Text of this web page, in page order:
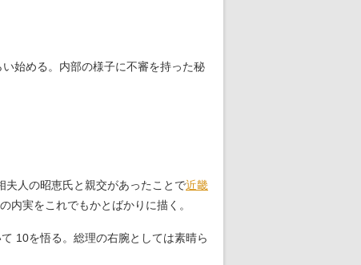
始める。内部の様子に不審を持った秘
夫人の昭恵氏と親交があったことで近畿
内実をこれでもかとばかりに描く。
10を悟る。総理の右腕としては素晴ら